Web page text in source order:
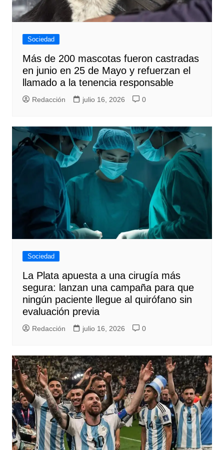
Sociedad
Más de 200 mascotas fueron castradas
en junio en 25 de Mayo y refuerzan el
llamado a la tenencia responsable
Redacción julio 16, 2026 0
Sociedad
La Plata apuesta a una cirugía más
segura: lanzan una campaña para que
ningún paciente llegue al quirófano sin
evaluación previa
Redacción julio 16, 2026 0